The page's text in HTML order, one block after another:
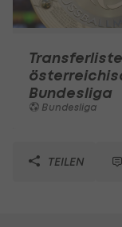
Bundesliga
Bundesliga
TEILEN